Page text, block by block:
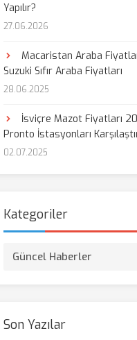
Yapılır?
27.06.2026
Macaristan Araba
Suzuki Sıfır Araba Fiyatları
28.06.2025
İsviçre Mazot Fiyatları
Pronto İstasyonları
02.07.2025
Kategoriler
Güncel Haberler
Son Yazılar